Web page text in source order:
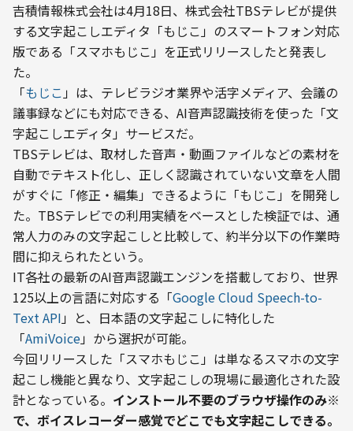
吉積情報株式会社は4月18日、株式会社TBSテレビが提供
する文字起こしエディタ「もじこ」のスマートフォン対応
版である「スマホもじこ」を正式リリースしたと発表し
た。
「もじこ」は、テレビラジオ業界や活字メディア、会議の
議事録などにも対応できる、AI音声認識技術を使った「文
字起こしエディタ」サービスだ。
TBSテレビは、取材した音声・動画ファイルなどの素材を
自動でテキスト化し、正しく認識されていない文章を人間
がすぐに「修正・編集」できるように「もじこ」を開発し
た。TBSテレビでの利用実績をベースとした検証では、通
常人力のみの文字起こしと比較して、約半分以下の作業時
間に抑えられたという。
IT各社の最新のAI音声認識エンジンを搭載しており、世界
125以上の言語に対応する「Google Cloud Speech-to-
Text API」と、日本語の文字起こしに特化した
「AmiVoice」から選択が可能。
今回リリースした「スマホもじこ」は単なるスマホの文字
起こし機能と異なり、文字起こしの現場に最適化された設
計となっている。 インストール不要のブラウザ操作のみ※
で、ボイスレコーダー感覚でどこでも文字起こしできる。